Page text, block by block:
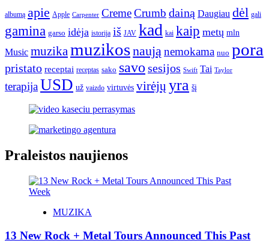
albumą apie Apple Carpenter CremeCrumb dainą Daugiau dėl gali
gamina garso idėja istorija iš JAV kad kai kaip metų mln
Music muzikamuzikosnaująnemokama nuo pora
pristato receptai receptas sako savo sesijos Swift Tai Taylor
terapijaUSD už vaizdo virtuvės virėjų yra šį
Praleistos naujienos
MUZIKA
13 New Rock + Metal Tours Announced This Past